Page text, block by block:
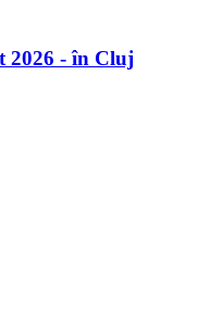
2026 - în Cluj